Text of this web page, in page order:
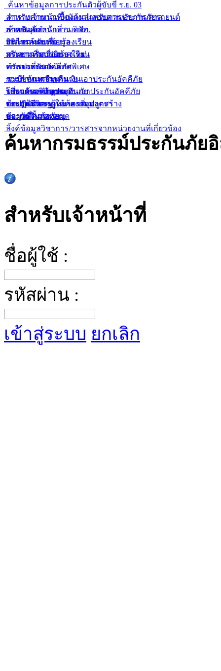
ค้นหาข้อมูลการประกันตัวผู้ขับขี่ ร.ย. 03
สำหรับเจ้าหน้าที่พนักงานสอบสวน/อัยการ/ศาล
สำหรับเจ้าหน้าที่ / บริษัท
ตารางคำนวณเบื้องต้นสำหรับการประกันภัยรถยนต์
ภาคบังคับ
สินไหมทดแทน
ห้องสมุดสำนักงาน คปภ.
บริการค้นหาข้อมูล
ทรัพยากรสารนิเทศใหม่
ทรัพยากรสารนิเทศพิเศษ
ระเบียบการยืม-คืน
บริการของห้องสมุด
ข้อปฏิบัติของผู้ใช้ห้องสมุด
สถานที่ตั้งห้องสมุด
ลิ้งค์ข้อมูลวิชาการ/วารสารจากหน่วยงานที่เกี่ยวข้อง
กระดานรับเรื่องร้องเรียน
กระดานรับเรื่องร้องเรียน
คำถามที่พบบ่อย
คำถามที่พบบ่อย
การประกันอัคคีภัย
การกำหนดจำนวนเงินเอาประกันอัคคีภัย
โปรแกรมคำนวณเงินเอาประกันอัคคีภัย
ตารางมาตรฐานราคาสิ่งปลูกสร้าง
ข้อมูลที่ควรทราบ
ระบบค้นหากฏหมาย
ระบบค้นหากฏหมาย
ระบบค้นหากฏหมายรายมาตรา
เกี่ยวกับบริษัทประกันภัย
ประกันชีวิต
ประกันวินาศภัย
ค้นหากรมธรรม์ประกันภัย
สำหรับเจ้าหน้าที่
ชื่อผู้ใช้ :
รหัสผ่าน :
เข้าสู่ระบบ ยกเลิก